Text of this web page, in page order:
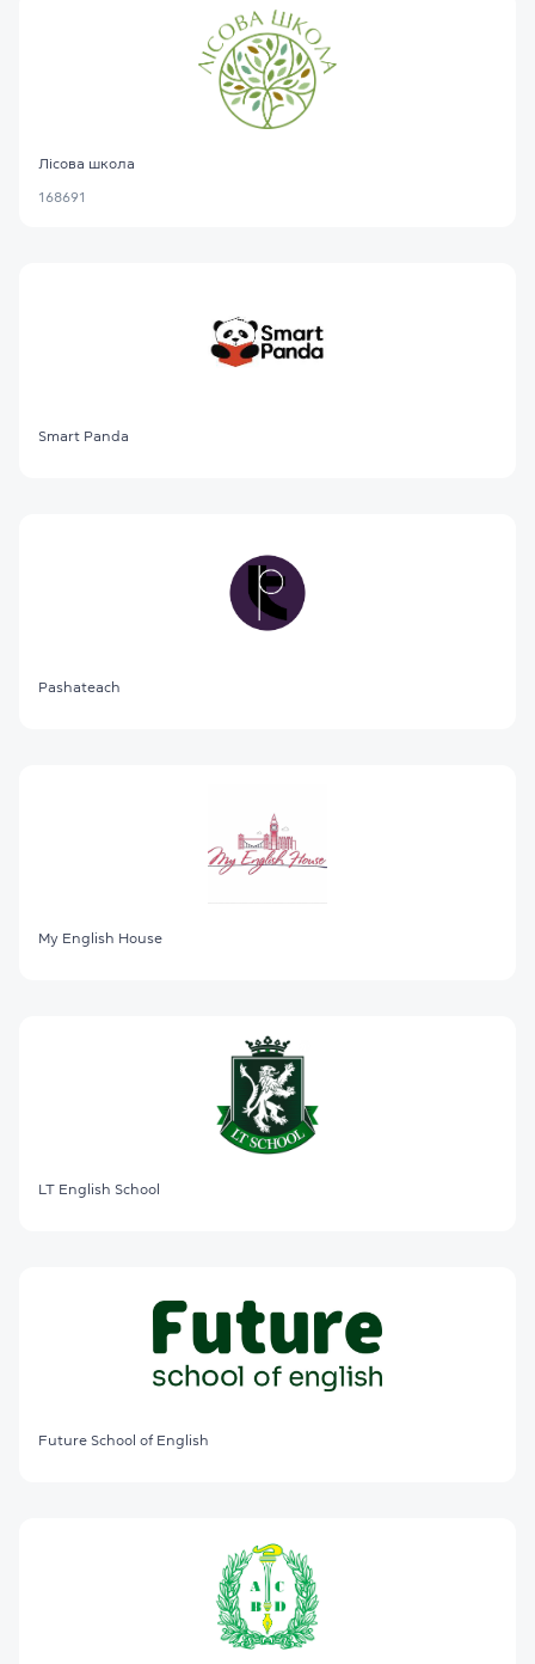
Лісова школа
168691
Smart Panda
Pashateach
My English House
LT English School
Future School of English